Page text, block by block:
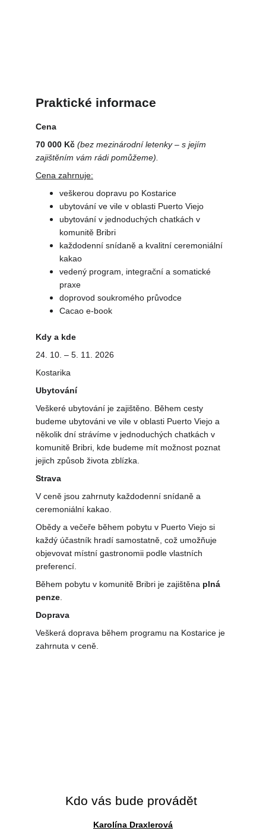
Praktické informace
Cena
70 000 Kč (bez mezinárodní letenky – s jejím
zajištěním vám rádi pomůžeme).
Cena zahrnuje:
veškerou dopravu po Kostarice
ubytování ve vile v oblasti Puerto Viejo
ubytování v jednoduchých chatkách v
komunitě Bribri
každodenní snídaně a kvalitní ceremoniální
kakao
vedený program, integrační a somatické
praxe
doprovod soukromého průvodce
Cacao e-book
Kdy a kde
24. 10. – 5. 11. 2026
Kostarika
Ubytování
Veškeré ubytování je zajištěno. Během cesty
budeme ubytováni ve vile v oblasti Puerto Viejo a
několik dní strávíme v jednoduchých chatkách v
komunitě Bribri, kde budeme mít možnost poznat
jejich způsob života zblízka.
Strava
V ceně jsou zahrnuty každodenní snídaně a
ceremoniální kakao.
Obědy a večeře během pobytu v Puerto Viejo si
každý účastník hradí samostatně, což umožňuje
objevovat místní gastronomii podle vlastních
preferencí.
Během pobytu v komunitě Bribri je zajištěna plná
penze
Doprava
Veškerá doprava během programu na Kostarice je
zahrnuta v ceně.
Kdo vás bude provádět
Karolína Draxlerová